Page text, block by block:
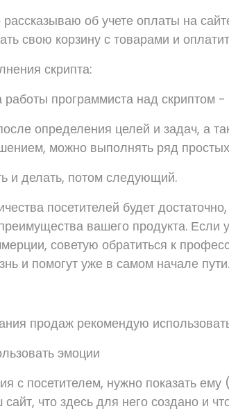
об учете оплаты на
свою корзину с товарами и
скрипта:
работы программиста над скриптом -
определения целей и задач, а
можно выполнять ряд
и делать, потом следующий.
посетителей будет
вашего продукта. Если
советую обратиться к
и помогут уже в самом начале пути.
продаж рекомендую
эмоции
с посетителем, нужно показать
сайт, что здесь для него создано и